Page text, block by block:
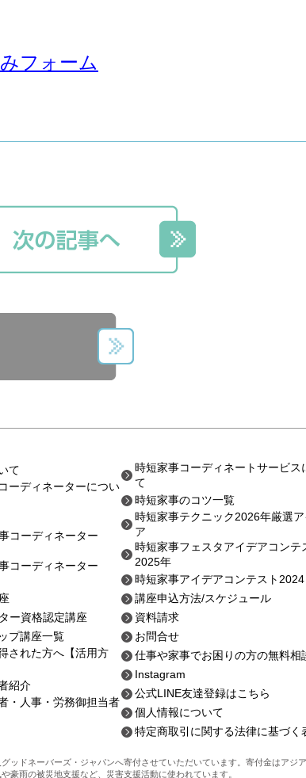
フォーム
て
ーディネーターについ
コーディネーター
コーディネーター
ー資格認定講座
プ講座一覧
された方へ 【活用方
紹介
・人事・労務御担当者
時短家事コーディネートサービス
て
時短家事のコツ一覧
時短家事テクニック2026年厳選
ア
時短家事フェスタアイデアコンテ
2025年
時短家事アイデアコンテスト2024
講座申込方法/スケジュール
資料請求
お問合せ
仕事や家事でお困りの方の無料相
Instagram
公式LINE友達登録はこちら
個人情報について
特定商取引に関する法律に基づく
ッドネーバーズ・ジャパンへ寄付させていただいています。寄付金はアジ
豪雨の被災地支援など、災害支援活動に使われています。